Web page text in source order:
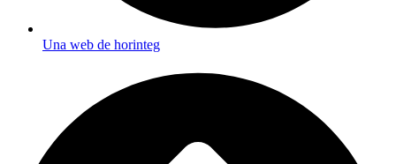
Una web de horinteg